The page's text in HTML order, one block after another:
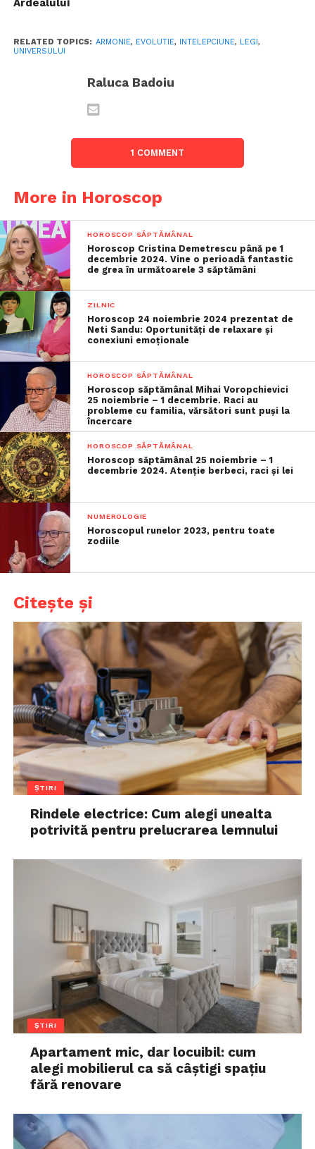
Ardealului
RELATED TOPICS: ARMONIE, EVOLUTIE, INTELEPCIUNE, LEGI,
UNIVERSULUI
Raluca Badoiu
1 COMMENT
More in Horoscop
HOROSCOP SĂPTĂMÂNAL
Horoscop Cristina Demetrescu până pe 1
decembrie 2024. Vine o perioadă fantastic
de grea în următoarele 3 săptămâni
ZILNIC
Horoscop 24 noiembrie 2024 prezentat de
Neti Sandu: Oportunități de relaxare și
conexiuni emoționale
HOROSCOP SĂPTĂMÂNAL
Horoscop săptămânal Mihai Voropchievici
25 noiembrie – 1 decembrie. Raci au
probleme cu familia, vărsători sunt puși la
încercare
HOROSCOP SĂPTĂMÂNAL
Horoscop săptămânal 25 noiembrie – 1
decembrie 2024. Atenție berbeci, raci și lei
NUMEROLOGIE
Horoscopul runelor 2023, pentru toate
zodiile
Citește și
ȘTIRI
Rindele electrice: Cum alegi unealta
potrivită pentru prelucrarea lemnului
ȘTIRI
Apartament mic, dar locuibil: cum
alegi mobilierul ca să câștigi spațiu
fără renovare